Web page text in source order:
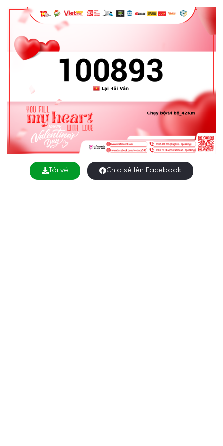
Tải về Chia sẻ lên Facebook